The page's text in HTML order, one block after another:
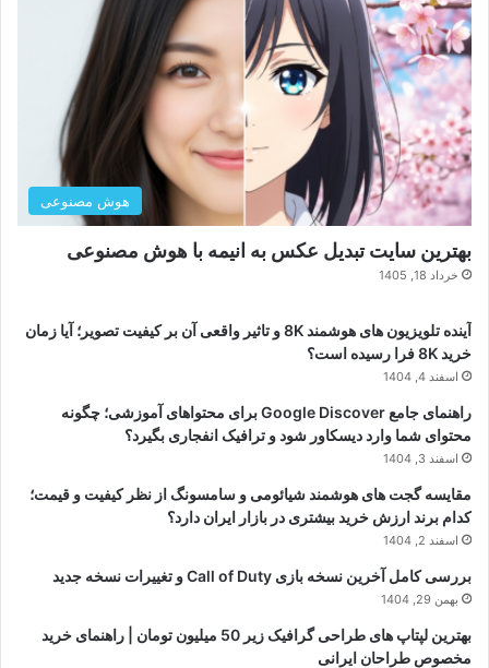
هوش مصنوعی
بهترین سایت تبدیل عکس به انیمه با هوش مصنوعی
خرداد 18, 1405
آینده تلویزیون های هوشمند 8K و تاثیر واقعی آن بر کیفیت تصویر؛ آیا زمان
خرید 8K فرا رسیده است؟
اسفند 4, 1404
راهنمای جامع Google Discover برای محتواهای آموزشی؛ چگونه
محتوای شما وارد دیسکاور شود و ترافیک انفجاری بگیرد؟
اسفند 3, 1404
مقایسه گجت های هوشمند شیائومی و سامسونگ از نظر کیفیت و قیمت؛
کدام برند ارزش خرید بیشتری در بازار ایران دارد؟
اسفند 2, 1404
بررسی کامل آخرین نسخه بازی Call of Duty و تغییرات نسخه جدید
بهمن 29, 1404
بهترین لپتاپ های طراحی گرافیک زیر 50 میلیون تومان | راهنمای خرید
مخصوص طراحان ایرانی